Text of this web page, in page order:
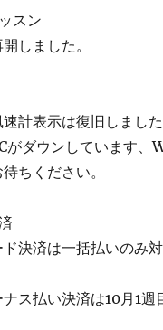
スン
しました。
計表示は復旧しました
がダウンしています、
ちください。
決済は一括払いのみ対
ス払い決済は10月1週